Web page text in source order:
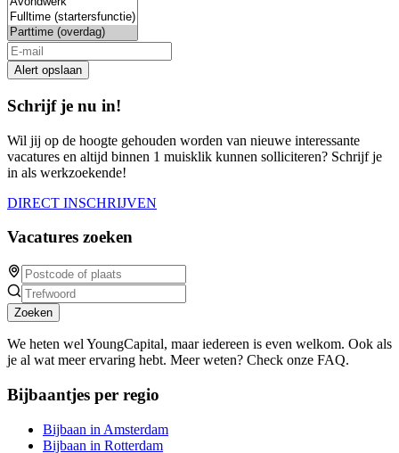
Alert opslaan
Schrijf je nu in!
Wil jij op de hoogte gehouden worden van nieuwe interessante
vacatures en altijd binnen 1 muisklik kunnen solliciteren? Schrijf je
in als werkzoekende!
DIRECT INSCHRIJVEN
Vacatures zoeken
Zoeken
We heten wel YoungCapital, maar iedereen is even welkom. Ook als
je al wat meer ervaring hebt. Meer weten? Check onze FAQ.
Bijbaantjes per regio
Bijbaan in Amsterdam
Bijbaan in Rotterdam